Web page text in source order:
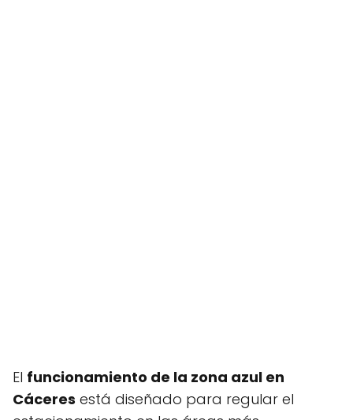
El funcionamiento de la zona azul en
Cáceres está diseñado para regular el